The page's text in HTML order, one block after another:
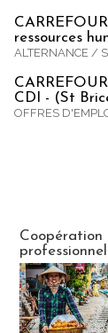
ressources
ALTERNANCE /
CDI - (St
OFFRES
Coopération